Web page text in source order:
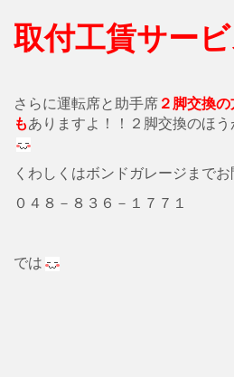
取付工賃サービ
さらに運転席と助手席２脚交換
もありますよ！！２脚交換のほ
くわしくはボンドガレージまで
０４８－８３６－１７７１
では